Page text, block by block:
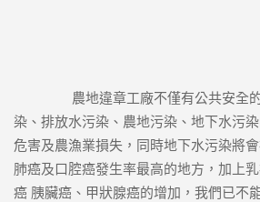
染、排放水污染、農地污染、地下水污
危害及農漁業損失，同時地下水污染將
肺癌及口腔癌發生率最高的地方，加上
癌 胰臟癌、甲狀腺癌的增加，我們已不